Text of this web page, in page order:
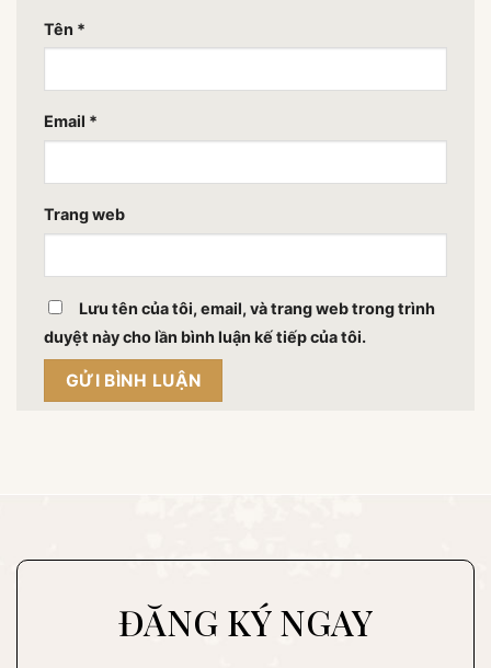
Tên *
Email *
Trang web
Lưu tên của tôi, email, và trang web trong trình
duyệt này cho lần bình luận kế tiếp của tôi.
ĐĂNG KÝ NGAY